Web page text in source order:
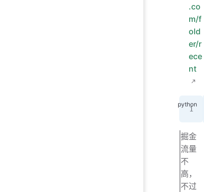
.co
m/f
old
er/r
ece
nt
掘金
流量
不
高，
不过